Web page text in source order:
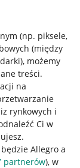
(np. piksele,
(między
, możemy
treści.
na
rynkowych i
Ci w
Allegro a
partnerów), w